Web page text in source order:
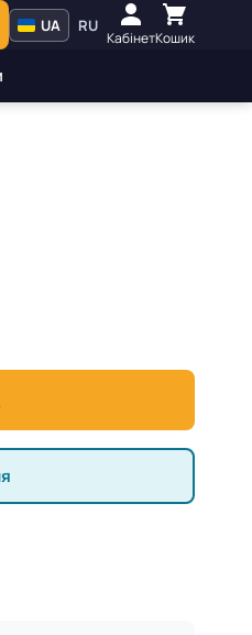
UA RU
КабінетКошик